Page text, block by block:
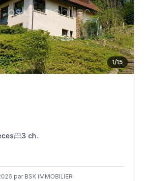
1/15
s 3 ch.
par BSK IMMOBILIER